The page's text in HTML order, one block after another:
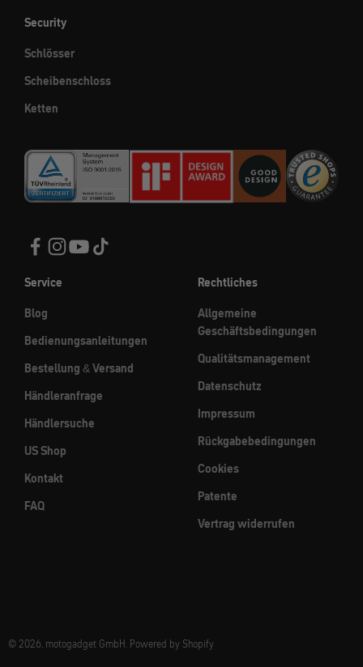
Security
Schlösser
Scheibenschloss
Ketten
Service
Blog
Bedienungsanleitungen
Bestellung & Versand
Händleranfrage
Händlersuche
US Shop
Kontakt
FAQ
Rechtliches
Allgemeine
Geschäftsbedingungen
Qualitätsmanagement
Datenschutz
Impressum
Rückgabebedingungen
Cookies
Patente
Vertrag widerrufen
© 2026, motogadget GmbH. Powered by Shopify